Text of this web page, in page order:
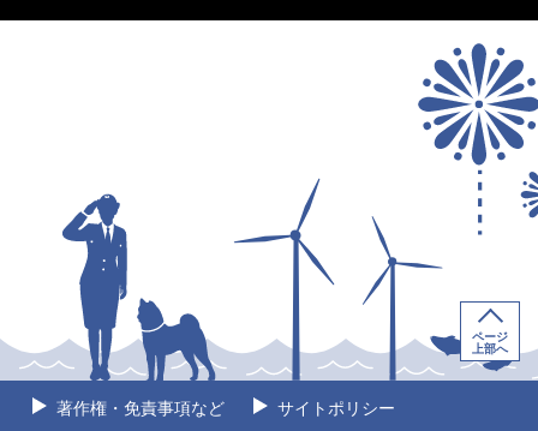
著作権・免責事項など サイトポリシー
ページ
上部へ